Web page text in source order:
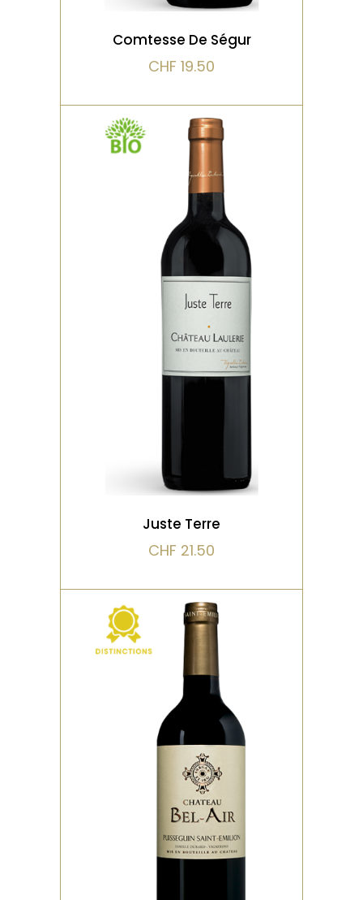
Comtesse De Ségur
CHF 19.50
ROUGE
VIEILLI EN
AMPHORE
Elevage de 4 mois en
Amphores de terre cuite de
500 litres produites en
Toscane Les Tanins profon
VOIR LE PRODUIT
Juste Terre
CHF 21.50
DISTINCTIONS
VIEILLI EN FÛT DE CHÊNE
Le village de Puisseguin se
dresse sur le plateau
calcaire dans la continuité
de Saint-Emilion. Ce